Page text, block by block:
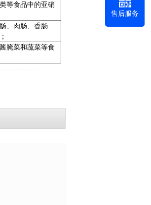
等食品中的亚硝
、肉肠、香肠
腌菜和蔬菜等食
售后服务